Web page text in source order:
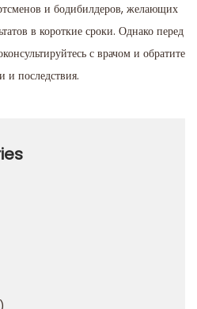
и бодибилдеров, желающих
в короткие сроки. Однако перед
с врачом и обратите
последствия.